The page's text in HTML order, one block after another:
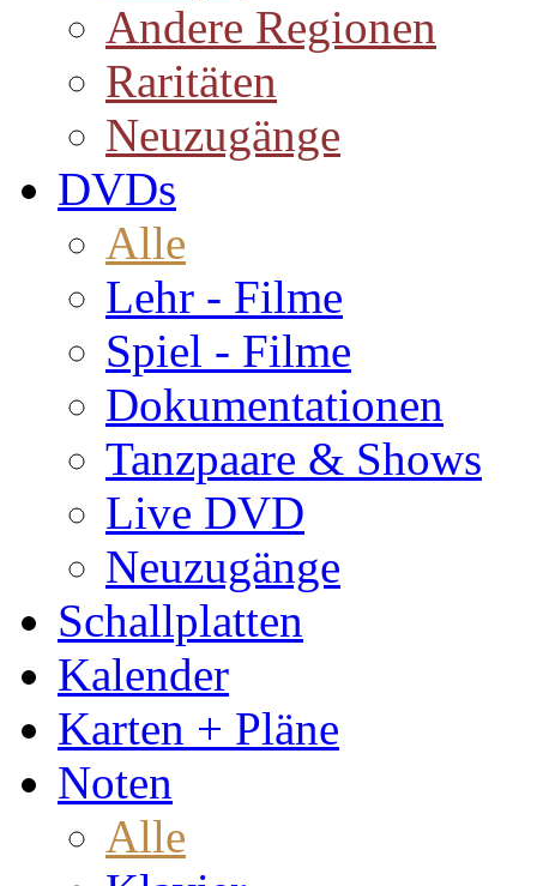
Andere Regionen
Raritäten
Neuzugänge
DVDs
Alle
Lehr - Filme
Spiel - Filme
Dokumentationen
Tanzpaare & Shows
Live DVD
Neuzugänge
Schallplatten
Kalender
Karten + Pläne
Noten
Alle